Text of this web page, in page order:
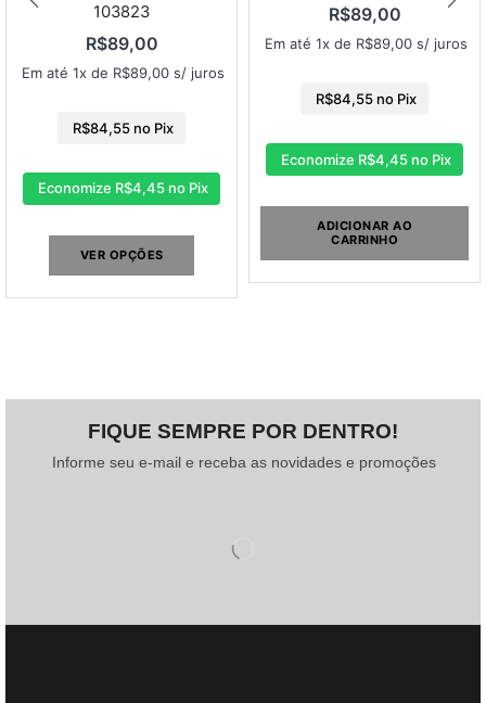
103823
R$89,00
Em até 1x de R$89,00 s/ juros
R$84,55 no Pix
Economize R$4,45 no Pix
VER OPÇÕES
R$89,00
Em até 1x de R$89,00 s/ juros
R$84,55 no Pix
Economize R$4,45 no Pix
ADICIONAR AO
CARRINHO
FIQUE SEMPRE POR DENTRO!
Informe seu e-mail e receba as novidades e promoções